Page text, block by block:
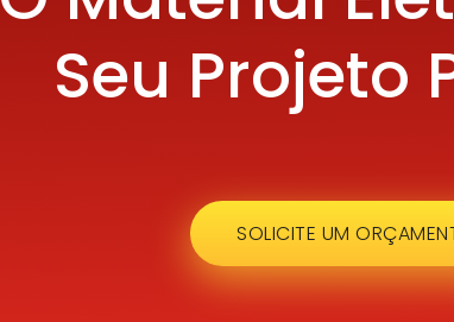
Seu Projeto
SOLICITE UM